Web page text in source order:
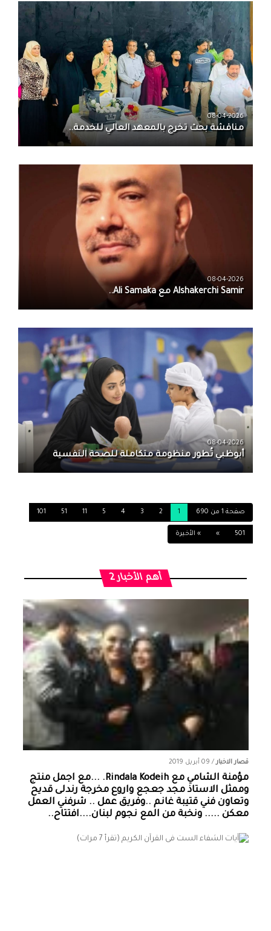
08-04-2026
مناقشة بحث تخرج بالمعهد العالي للخدمة..
08-04-2026
08-04-2026
أبوظبي تُطور منظومة متكاملة للصحة النفسية
صفحة 1 من 690 1
2
3
4
5
11
51
101
501
» » الأخيرة
أهم الأخبار 2
قصار الاخبار/ 09 أبريل 2019
مؤمنة الشامي‏ مع ‏‎Rindala Kodeih‎‏. ...مع اجمل منتج
وممثل الاستاذ مجد جعجع واروع مخرجة رندلى قديح
وتعاون فني قتيبة غانم ..وفريق عمل .. شرفني العمل
معكن ..... ونخبة من المع نجوم لبنان....افتتاح..